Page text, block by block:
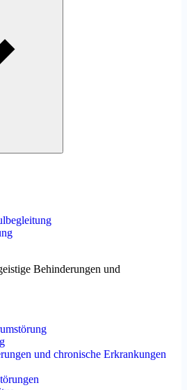
Behinderungen und
und chronische Erkrankungen